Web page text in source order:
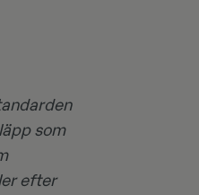
som
efter